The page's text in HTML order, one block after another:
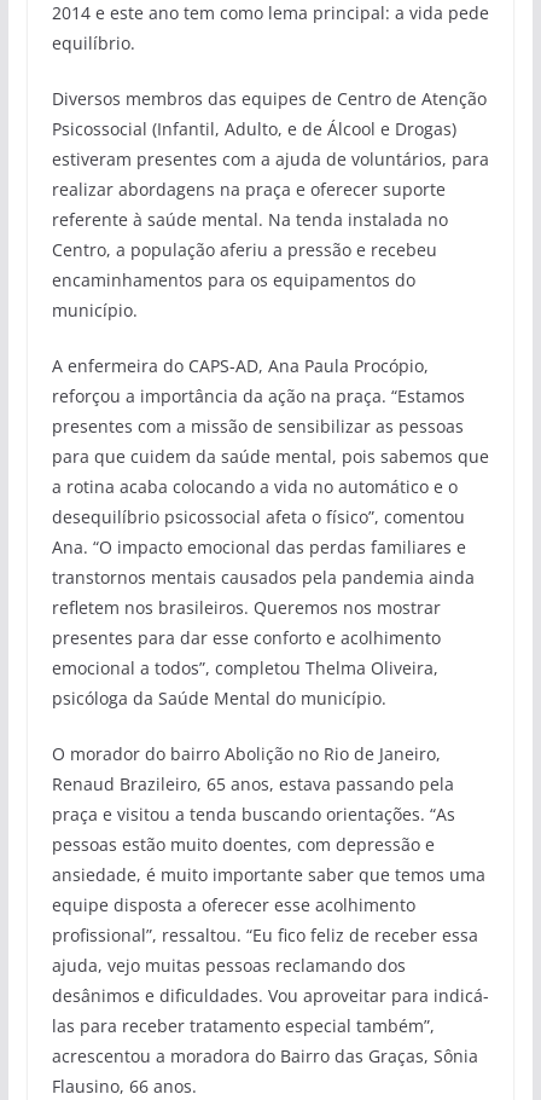
2014 e este ano tem como lema principal: a vida pede
equilíbrio.
Diversos membros das equipes de Centro de Atenção
Psicossocial (Infantil, Adulto, e de Álcool e Drogas)
estiveram presentes com a ajuda de voluntários, para
realizar abordagens na praça e oferecer suporte
referente à saúde mental. Na tenda instalada no
Centro, a população aferiu a pressão e recebeu
encaminhamentos para os equipamentos do
município.
A enfermeira do CAPS-AD, Ana Paula Procópio,
reforçou a importância da ação na praça. “Estamos
presentes com a missão de sensibilizar as pessoas
para que cuidem da saúde mental, pois sabemos que
a rotina acaba colocando a vida no automático e o
desequilíbrio psicossocial afeta o físico”, comentou
Ana. “O impacto emocional das perdas familiares e
transtornos mentais causados pela pandemia ainda
refletem nos brasileiros. Queremos nos mostrar
presentes para dar esse conforto e acolhimento
emocional a todos”, completou Thelma Oliveira,
psicóloga da Saúde Mental do município.
O morador do bairro Abolição no Rio de Janeiro,
Renaud Brazileiro, 65 anos, estava passando pela
praça e visitou a tenda buscando orientações. “As
pessoas estão muito doentes, com depressão e
ansiedade, é muito importante saber que temos uma
equipe disposta a oferecer esse acolhimento
profissional”, ressaltou. “Eu fico feliz de receber essa
ajuda, vejo muitas pessoas reclamando dos
desânimos e dificuldades. Vou aproveitar para indicá-
las para receber tratamento especial também”,
acrescentou a moradora do Bairro das Graças, Sônia
Flausino, 66 anos.